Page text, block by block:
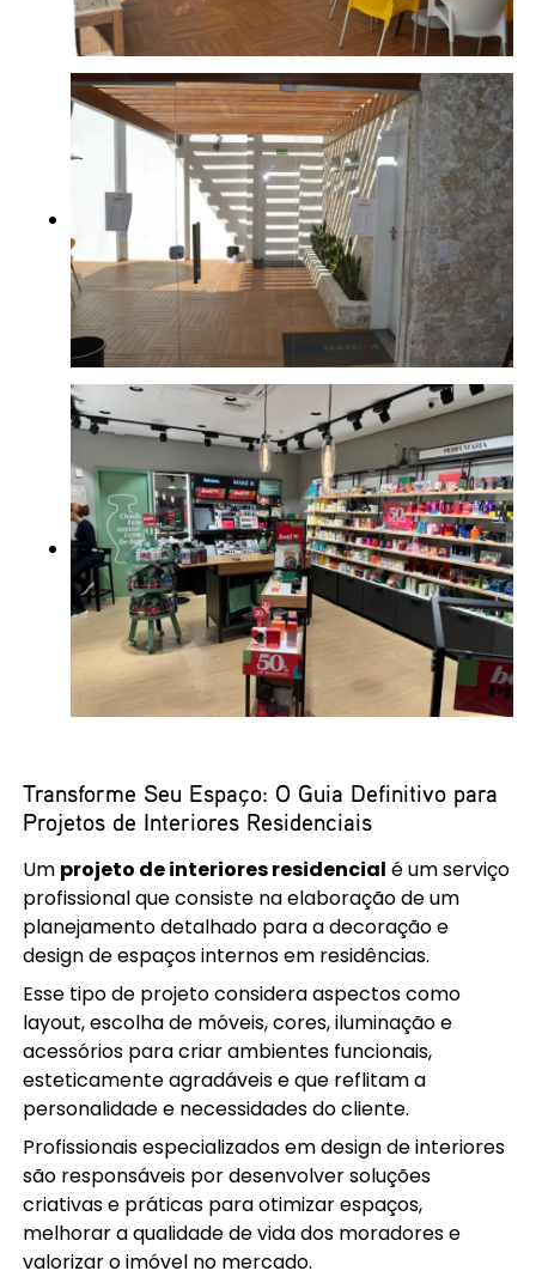
Transforme Seu Espaço: O Guia Definitivo para
Projetos de Interiores Residenciais
Um projeto de interiores residencial é um serviço
profissional que consiste na elaboração de um
planejamento detalhado para a decoração e
design de espaços internos em residências.
Esse tipo de projeto considera aspectos como
layout, escolha de móveis, cores, iluminação e
acessórios para criar ambientes funcionais,
esteticamente agradáveis e que reflitam a
personalidade e necessidades do cliente.
Profissionais especializados em design de interiores
são responsáveis por desenvolver soluções
criativas e práticas para otimizar espaços,
melhorar a qualidade de vida dos moradores e
valorizar o imóvel no mercado.